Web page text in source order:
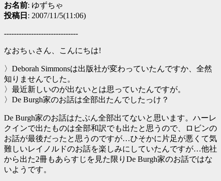
お名前: ゆずちゃ
投稿日 : 2007/11/5(11:06)
------------------------------
なおちぃさん、こんにちは!
〉Deborah Simmonsは出版社が変わっていたんですか、全然
知りませんでした。
〉最近新しいのが出ないとは思っていたんですが。
〉De Burgh家のお話は全部出たんでしたっけ？
De Burgh家のお話はたぶん全部出てないと思います。ハーレ
クインで出たものは全部和訳でも出たと思うので、ロビンの
お話が最後だったと思うのですが…ひそかに片足が悪くて気
難しいレイノルドのお話を楽しみにしていたんですが…他社
から出た2冊もあらすじを見た限りDe Burgh家のお話ではな
いようです。